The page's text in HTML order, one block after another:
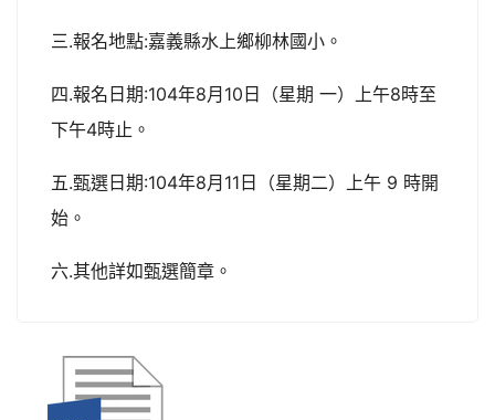
三.報名地點:嘉義縣水上鄉柳林國小。
四.報名日期:104年8月10日（星期 一）上午8時至
下午4時止。
五.甄選日期:104年8月11日（星期二）上午 9 時開
始。
六.其他詳如甄選簡章。